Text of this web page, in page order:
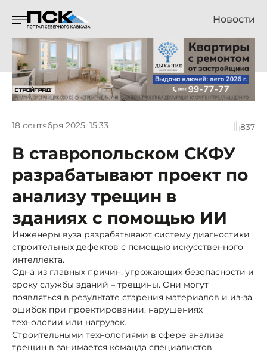
Новости
18 сентября 2025, 15:33 837
В ставропольском СКФУ
разрабатывают проект по
анализу трещин в
зданиях с помощью ИИ
Инженеры вуза разрабатывают систему диагностики
строительных дефектов с помощью искусственного
интеллекта.
Одна из главных причин, угрожающих безопасности и
сроку службы эданий – трещины. Они могут
появляться в результате старения материалов и из-за
ошибок при проектировании, нарушениях
технологии или нагрузок.
Строительными технологиями в сфере анализа
трещин в занимается команда специалистов